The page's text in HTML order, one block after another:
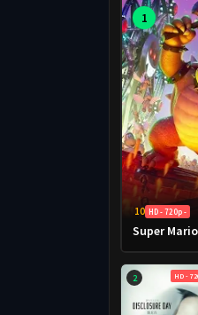
1
10 HD - 720p -
2 HD -